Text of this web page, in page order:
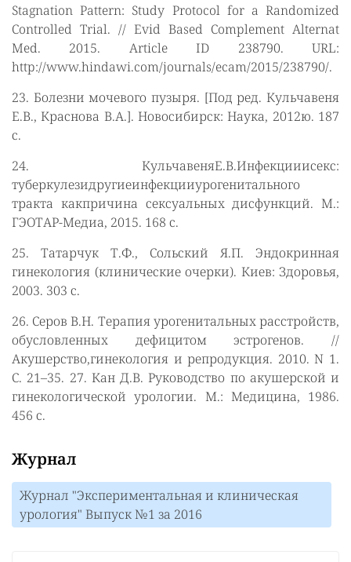
Stagnation Pattern: Study Protocol for a Randomized
Controlled Trial. // Evid Based Complement Alternat
Med. 2015. Article ID 238790. URL:
http://www.hindawi.com/journals/ecam/2015/238790/.
23. Болезни мочевого пузыря. [Под ред. Кульчавеня
Е.В., Краснова В.А.]. Новосибирск: Наука, 2012ю. 187
с.
24. КульчавеняЕ.В.Инфекцииисекс:
туберкулезидругиеинфекцииурогенитального
тракта какпричина сексуальных дисфункций. М.:
ГЭОТАР-Медиа, 2015. 168 с.
25. Татарчук Т.Ф., Сольский Я.П. Эндокринная
гинекология (клинические очерки). Киев: Здоровья,
2003. 303 с.
26. Серов В.Н. Терапия урогенитальных расстройств,
обусловленных дефицитом эстрогенов. //
Акушерство,гинекология и репродукция. 2010. N 1.
С. 21–35. 27. Кан Д.В. Руководство по акушерской и
гинекологической урологии. М.: Медицина, 1986.
456 с.
Журнал
Журнал "Экспериментальная и клиническая
урология" Выпуск №1 за 2016